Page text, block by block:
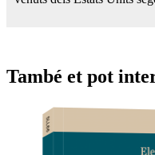
També et pot